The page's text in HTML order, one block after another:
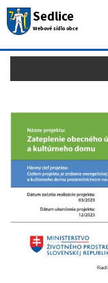
Sedlice
Webové sídlo obce